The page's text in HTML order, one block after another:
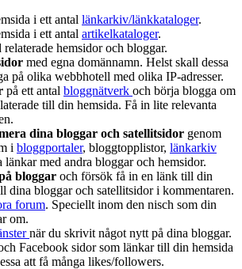
i ett antal länkarkiv/länkkataloger.
i ett antal artikelkataloger.
hemsidor och bloggar.
med egna domännamn. Helst skall dessa
på olika webbhotell med olika IP-adresser.
på ett antal bloggnätverk och börja blogga om
till din hemsida. Få in lite relevanta
dina bloggar och satellitsidor genom
i bloggportaler, bloggtopplistor, länkarkiv
länkar med andra bloggar och hemsidor.
bloggar och försök få in en länk till din
dina bloggar och satellitsidor i kommentaren.
forum. Speciellt inom den nisch som din
om.
när du skrivit något nytt på dina bloggar.
Facebook sidor som länkar till din hemsida
att få många likes/followers.